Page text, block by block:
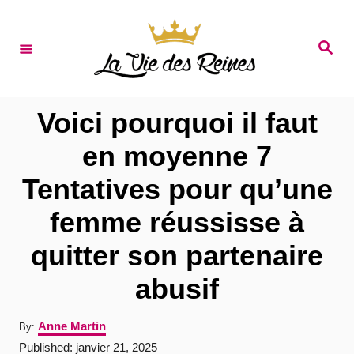
S
Voici pourquoi il faut
en moyenne 7
Tentatives pour qu’une
femme réussisse à
quitter son partenaire
abusif
By: A
u
Anne Martin
P
Published: janvier 21, 2025